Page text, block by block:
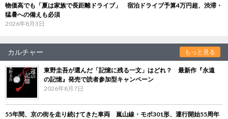
物価高でも「夏は家族で長距離ドライブ」 宿泊ドライブ予算4万円超、渋滞・
猛暑への備えも必須
2026年8月3日
カルチャー もっと見る
東野圭吾が選んだ「記憶に残る一文」はどれ？ 最新作『永遠
の記憶』発売で読者参加型キャンペーン
2026年8月7日
55年間、京の街を走り続けてきた車両 嵐山線・モボ301形、運行開始55周年